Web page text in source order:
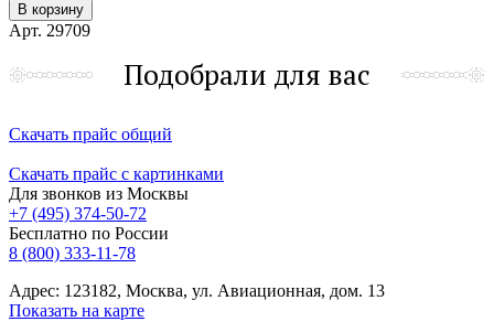
В корзину
Арт. 29709
Подобрали для вас
Скачать прайс общий
Скачать прайс с картинками
Для звонков из Москвы
+7 (495) 374-50-72
Бесплатно по России
8 (800) 333-11-78
Адрес: 123182, Москва, ул. Авиационная, дом. 13
Показать на карте